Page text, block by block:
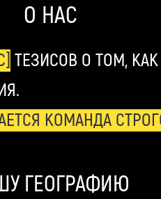
О НАС
ТЕЗИСОВ О ТОМ,
КОМАНДА
ГЕОГРАФИЮ